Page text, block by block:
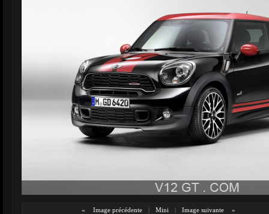
« Image précédente | Mini | Image suivante »